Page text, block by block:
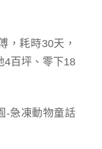
，耗時30天，
4百坪、零下18
-急凍動物童話